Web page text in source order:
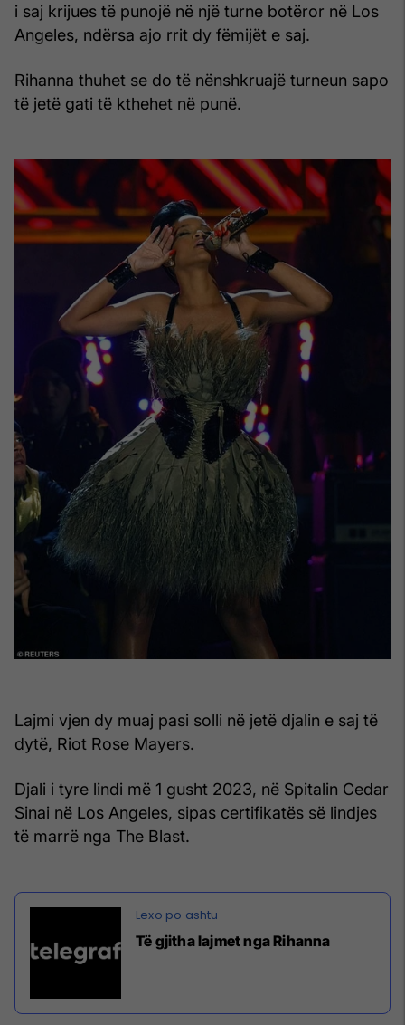
i saj krijues të punojë në një turne botëror në Los
Angeles, ndërsa ajo rrit dy fëmijët e saj.
Rihanna thuhet se do të nënshkruajë turneun sapo
të jetë gati të kthehet në punë.
Lajmi vjen dy muaj pasi solli në jetë djalin e saj të
dytë, Riot Rose Mayers.
Djali i tyre lindi më 1 gusht 2023, në Spitalin Cedar
Sinai në Los Angeles, sipas certifikatës së lindjes
të marrë nga The Blast.
Të gjitha lajmet nga Rihanna